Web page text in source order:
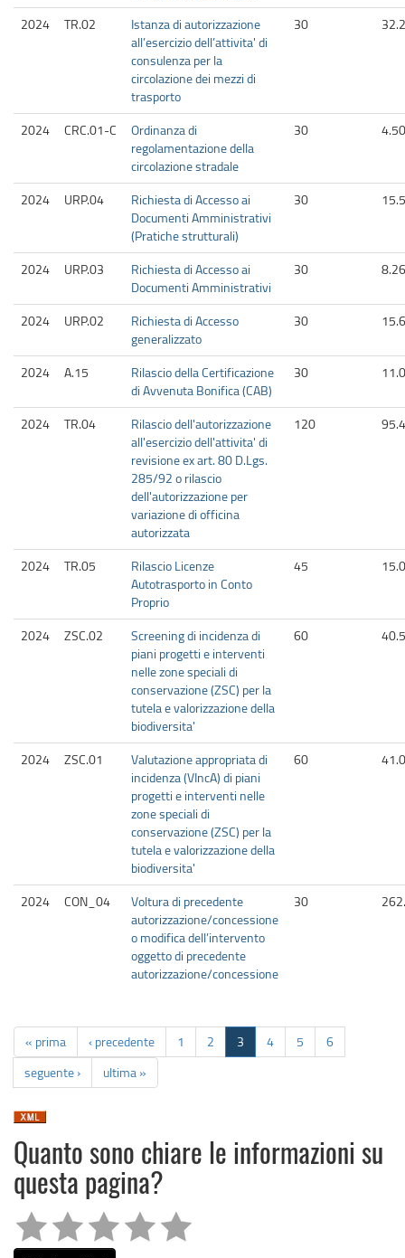
2024 TR.02
Istanza di autorizzazione
all’esercizio dell’attivita' di
consulenza per la
circolazione dei mezzi di
trasporto
30
2024 CRC.01-C
Ordinanza di
regolamentazione della
circolazione stradale
30 4.50
2024 URP.04
Richiesta di Accesso ai
Documenti Amministrativi
(Pratiche strutturali)
30
2024 URP.03
Richiesta di Accesso ai
Documenti Amministrativi
30 8.26
2024 URP.02
Richiesta di Accesso
generalizzato
30
2024 A.15
Rilascio della Certificazione
di Avvenuta Bonifica (CAB)
30
2024 TR.04
Rilascio dell'autorizzazione
all'esercizio dell'attivita' di
revisione ex art. 80 D.Lgs.
285/92 o rilascio
dell'autorizzazione per
variazione di officina
autorizzata
120
2024 TR.05
Rilascio Licenze
Autotrasporto in Conto
Proprio
45
2024 ZSC.02
Screening di incidenza di
piani progetti e interventi
nelle zone speciali di
conservazione (ZSC) per la
tutela e valorizzazione della
biodiversita'
60
2024 ZSC.01
Valutazione appropriata di
incidenza (VIncA) di piani
progetti e interventi nelle
zone speciali di
conservazione (ZSC) per la
tutela e valorizzazione della
biodiversita'
60
2024 CON_04
Voltura di precedente
autorizzazione/concessione
o modifica dell’intervento
oggetto di precedente
autorizzazione/concessione
30
« prima ‹ precedente 1 2 3 4 5
6
seguente ›
ultima »
Quanto sono chiare le informazioni su
questa pagina?